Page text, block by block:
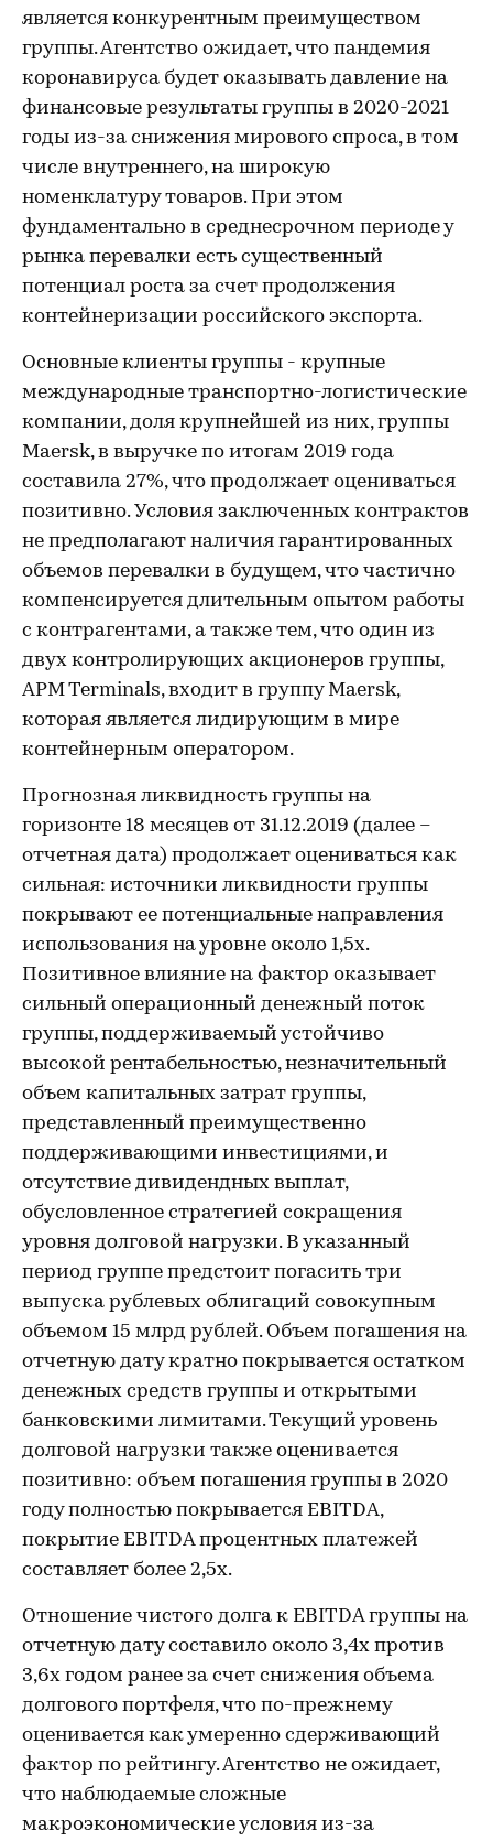
является конкурентным преимуществом
группы. Агентство ожидает, что пандемия
коронавируса будет оказывать давление на
финансовые результаты группы в 2020-2021
годы из-за снижения мирового спроса, в том
числе внутреннего, на широкую
номенклатуру товаров. При этом
фундаментально в среднесрочном периоде у
рынка перевалки есть существенный
потенциал роста за счет продолжения
контейнеризации российского экспорта.
Основные клиенты группы - крупные
международные транспортно-логистические
компании, доля крупнейшей из них, группы
Maersk, в выручке по итогам 2019 года
составила 27%, что продолжает оцениваться
позитивно. Условия заключенных контрактов
не предполагают наличия гарантированных
объемов перевалки в будущем, что частично
компенсируется длительным опытом работы
с контрагентами, а также тем, что один из
двух контролирующих акционеров группы,
APM Terminals, входит в группу Maersk,
которая является лидирующим в мире
контейнерным оператором.
Прогнозная ликвидность группы на
горизонте 18 месяцев от 31.12.2019 (далее –
отчетная дата) продолжает оцениваться как
сильная: источники ликвидности группы
покрывают ее потенциальные направления
использования на уровне около 1,5х.
Позитивное влияние на фактор оказывает
сильный операционный денежный поток
группы, поддерживаемый устойчиво
высокой рентабельностью, незначительный
объем капитальных затрат группы,
представленный преимущественно
поддерживающими инвестициями, и
отсутствие дивидендных выплат,
обусловленное стратегией сокращения
уровня долговой нагрузки. В указанный
период группе предстоит погасить три
выпуска рублевых облигаций совокупным
объемом 15 млрд рублей. Объем погашения на
отчетную дату кратно покрывается остатком
денежных средств группы и открытыми
банковскими лимитами. Текущий уровень
долговой нагрузки также оценивается
позитивно: объем погашения группы в 2020
году полностью покрывается EBITDA,
покрытие EBITDA процентных платежей
составляет более 2,5х.
Отношение чистого долга к EBITDA группы на
отчетную дату составило около 3,4х против
3,6х годом ранее за счет снижения объема
долгового портфеля, что по-прежнему
оценивается как умеренно сдерживающий
фактор по рейтингу. Агентство не ожидает,
что наблюдаемые сложные
макроэкономические условия из-за